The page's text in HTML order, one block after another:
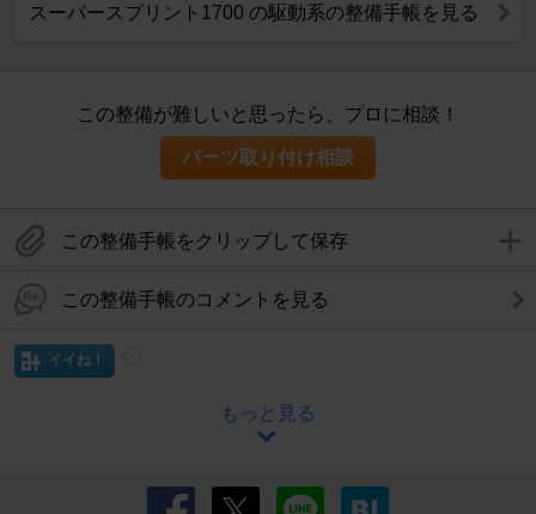
スーパースプリント1700 の駆動系の整備手帳を見る
この整備が難しいと思ったら、プロに相談！
パーツ取り付け相談
この整備手帳をクリップして保存
この整備手帳のコメントを見る
イイね！
もっと見る